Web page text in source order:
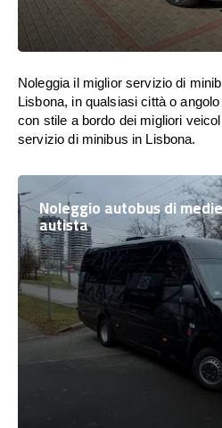
Noleggia il miglior servizio di
Lisbona, in qualsiasi città o
con stile a bordo dei migliori
servizio di minibus in Lisbona.
Noleggio autobus di
autista